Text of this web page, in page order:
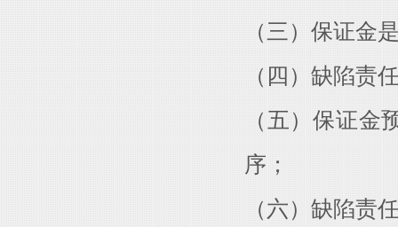
（三）保证金
（四）缺陷责
（五）保证
序；
（六）缺陷责